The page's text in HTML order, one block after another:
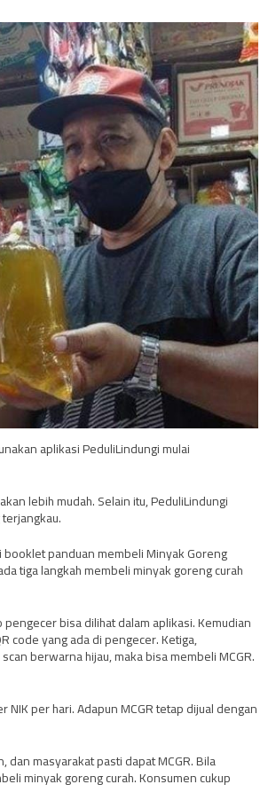
aplikasi PeduliLindungi mulai
lebih mudah. Selain itu, PeduliLindungi
panduan membeli Minyak Goreng
tiga langkah membeli minyak goreng curah
bisa dilihat dalam aplikasi. Kemudian
code yang ada di pengecer. Ketiga,
berwarna hijau, maka bisa membeli MCGR.
per hari. Adapun MCGR tetap dijual dengan
dan masyarakat pasti dapat MCGR. Bila
minyak goreng curah. Konsumen cukup